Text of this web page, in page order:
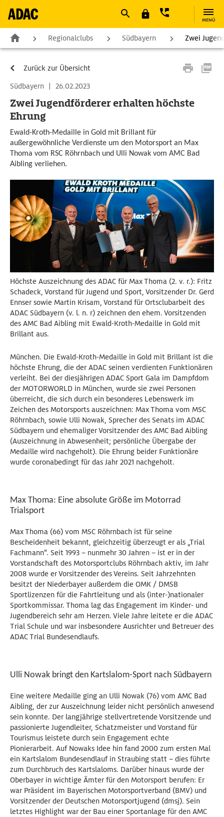
MENÜ
Regionalclubs Südbayern Zwei
Zurück zur Übersicht
Südbayern | 26.02.2023
Zwei Jugendförderer erhalten höchste
Ehrung
Ewald-Kroth-Medaille in Gold mit Brillant für
außergewöhnliche Verdienste um den Motorsport an Max
Thoma vom RSC Röhrnbach und Ulli Nowak vom AMC Bad
Aibling verliehen.
Höchste Auszeichnung des ADAC für Max Thoma (2. v. r.): Fritz
Schadeck, Vorstand für Jugend und Sport, Vorsitzender Dr. Gerd
Ennser sowie Martin Krisam, Vorstand für Ortsclubarbeit des
ADAC Südbayern (v. l. n. r) zeichnen den ehem. Vorsitzenden
des AMC Bad Aibling mit Ewald-Kroth-Medaille in Gold mit
Brillant aus.
München. Die Ewald-Kroth-Medaille in Gold mit Brillant ist die
höchste Ehrung, die der ADAC seinen verdienten Funktionären
verleiht. Bei der diesjährigen ADAC Sport Gala im Dampfdom
der MOTORWORLD in München, wurde sie zwei Personen
überreicht, die sich durch ein besonderes Lebenswerk im
Zeichen des Motorsports auszeichnen: Max Thoma vom MSC
Röhrnbach, sowie Ulli Nowak, Sprecher des Senats im ADAC
Südbayern und ehemaliger Vorsitzender des AMC Bad Aibling
(Auszeichnung in Abwesenheit; persönliche Übergabe der
Medaille wird nachgeholt). Die Ehrung beider Funktionäre
wurde coronabedingt für das Jahr 2021 nachgeholt.
Max Thoma: Eine absolute Größe im Motorrad
Trialsport
Max Thoma (66) vom MSC Röhrnbach ist für seine
Bescheidenheit bekannt, gleichzeitig überzeugt er als „Trial
Fachmann“. Seit 1993 – nunmehr 30 Jahren – ist er in der
Vorstandschaft des Motorsportclubs Röhrnbach aktiv, im Jahr
2008 wurde er Vorsitzender des Vereins. Seit Jahrzehnten
besitzt der Niederbayer außerdem die OMK / DMSB
Sportlizenzen für die Fahrtleitung und als (inter-)nationaler
Sportkommissar. Thoma lag das Engagement im Kinder- und
Jugendbereich sehr am Herzen. Viele Jahre leitete er die ADAC
Trial Schule und war insbesondere Ausrichter und Betreuer des
ADAC Trial Bundesendlaufs.
Ulli Nowak bringt den Kartslalom-Sport nach Südbayern
Eine weitere Medaille ging an Ulli Nowak (76) vom AMC Bad
Aibling, der zur Auszeichnung leider nicht persönlich anwesend
sein konnte. Der langjährige stellvertretende Vorsitzende und
passionierte Jugendleiter, Schatzmeister und Vorstand für
Tourismus leistete durch sein Engagement echte
Pionierarbeit. Auf Nowaks Idee hin fand 2000 zum ersten Mal
ein Kartslalom Bundesendlauf in Straubing statt – dies führte
zum Durchbruch des Kartslaloms. Darüber hinaus wurde der
Oberbayer in wichtige Ämter für den Motorsport berufen: Er
war Präsident im Bayerischen Motorsportverband (BMV) und
Vorsitzender der Deutschen Motorsportjugend (dmsj). Sein
letztes Highlight war der Bau einer Sportanlage für den AMC